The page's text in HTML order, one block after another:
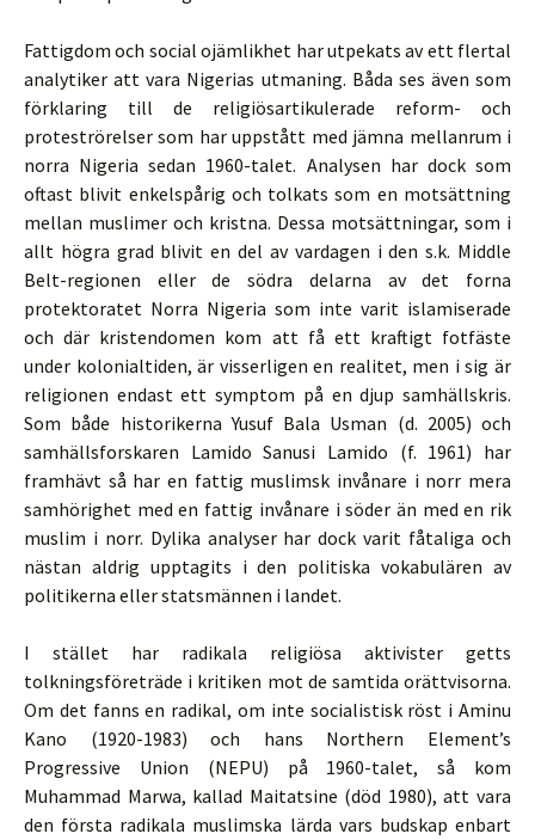
Fattigdom och social ojämlikhet har utpekats av ett flertal
analytiker att vara Nigerias utmaning. Båda ses även som
förklaring till de religiösartikulerade reform- och
proteströrelser som har uppstått med jämna mellanrum i
norra Nigeria sedan 1960-talet. Analysen har dock som
oftast blivit enkelspårig och tolkats som en motsättning
mellan muslimer och kristna. Dessa motsättningar, som i
allt högra grad blivit en del av vardagen i den s.k. Middle
Belt-regionen eller de södra delarna av det forna
protektoratet Norra Nigeria som inte varit islamiserade
och där kristendomen kom att få ett kraftigt fotfäste
under kolonialtiden, är visserligen en realitet, men i sig är
religionen endast ett symptom på en djup samhällskris.
Som både historikerna Yusuf Bala Usman (d. 2005) och
samhällsforskaren Lamido Sanusi Lamido (f. 1961) har
framhävt så har en fattig muslimsk invånare i norr mera
samhörighet med en fattig invånare i söder än med en rik
muslim i norr. Dylika analyser har dock varit fåtaliga och
nästan aldrig upptagits i den politiska vokabulären av
politikerna eller statsmännen i landet.
I stället har radikala religiösa aktivister getts
tolkningsföreträde i kritiken mot de samtida orättvisorna.
Om det fanns en radikal, om inte socialistisk röst i Aminu
Kano (1920-1983) och hans Northern Element’s
Progressive Union (NEPU) på 1960-talet, så kom
Muhammad Marwa, kallad Maitatsine (död 1980), att vara
den första radikala muslimska lärda vars budskap enbart